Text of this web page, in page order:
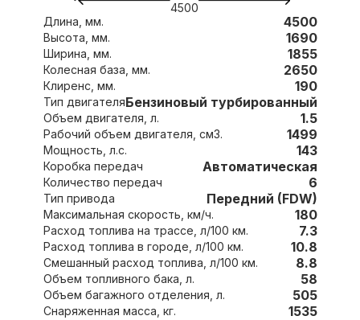
4500
Длина, мм. 4500
Высота, мм. 1690
Ширина, мм. 1855
Колесная база, мм. 2650
Клиренс, мм. 190
Тип двигателяБензиновый турбированный
Объем двигателя, л. 1.5
Рабочий объем двигателя, см3. 1499
Мощность, л.с. 143
Коробка передач Автоматическая
Количество передач 6
Тип привода Передний (FDW)
Максимальная скорость, км/ч. 180
Расход топлива на трассе, л/100 км. 7.3
Расход топлива в городе, л/100 км. 10.8
Смешанный расход топлива, л/100 км. 8.8
Объем топливного бака, л. 58
Объем багажного отделения, л. 505
Снаряженная масса, кг. 1535